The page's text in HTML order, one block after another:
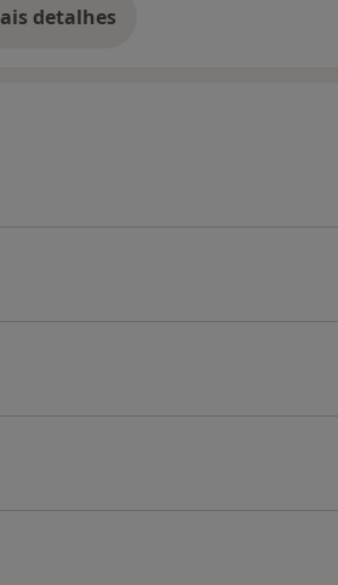
detalhes
sobre a experiência